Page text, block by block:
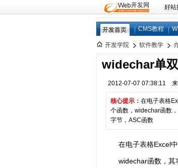
好站
开发首页 CMS教程
开发学院 软件教学
widechar单
2012-07-07 07:38:11
核心提示： 在电子表格
个函数，widechar函数
字节，ASC函数
在电子表格Excel
widechar函数，其